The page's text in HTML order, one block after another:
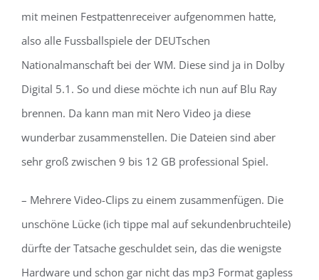
mit meinen Festpattenreceiver aufgenommen hatte,
also alle Fussballspiele der DEUTschen
Nationalmanschaft bei der WM. Diese sind ja in Dolby
Digital 5.1. So und diese möchte ich nun auf Blu Ray
brennen. Da kann man mit Nero Video ja diese
wunderbar zusammenstellen. Die Dateien sind aber
sehr groß zwischen 9 bis 12 GB professional Spiel.
– Mehrere Video-Clips zu einem zusammenfügen. Die
unschöne Lücke (ich tippe mal auf sekundenbruchteile)
dürfte der Tatsache geschuldet sein, das die wenigste
Hardware und schon gar nicht das mp3 Format gapless